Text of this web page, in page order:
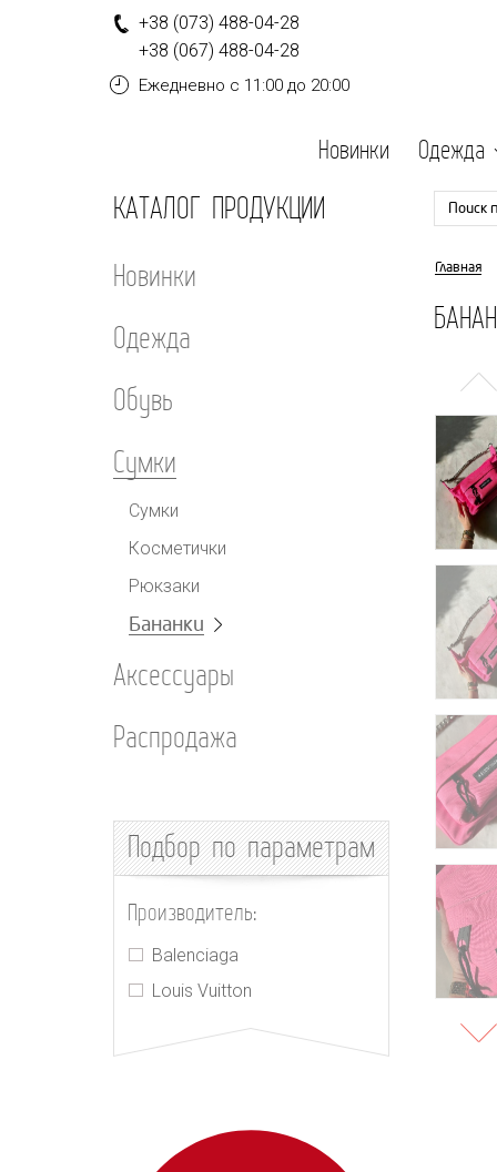
+38 (073) 488-04-28
+38 (067) 488-04-28
Ежедневно с 11:00 до 20:00
Новинки Одежда
КАТАЛОГ ПРОДУКЦИИ
Новинки
Одежда
Обувь
Сумки
Сумки
Косметички
Рюкзаки
Бананки
Аксессуары
Распродажа
Подборпо параметрам
Производитель:
Balenciaga
Louis Vuitton
Поиск
Главная